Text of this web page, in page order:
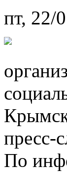
пт, 22/
пресс-
По